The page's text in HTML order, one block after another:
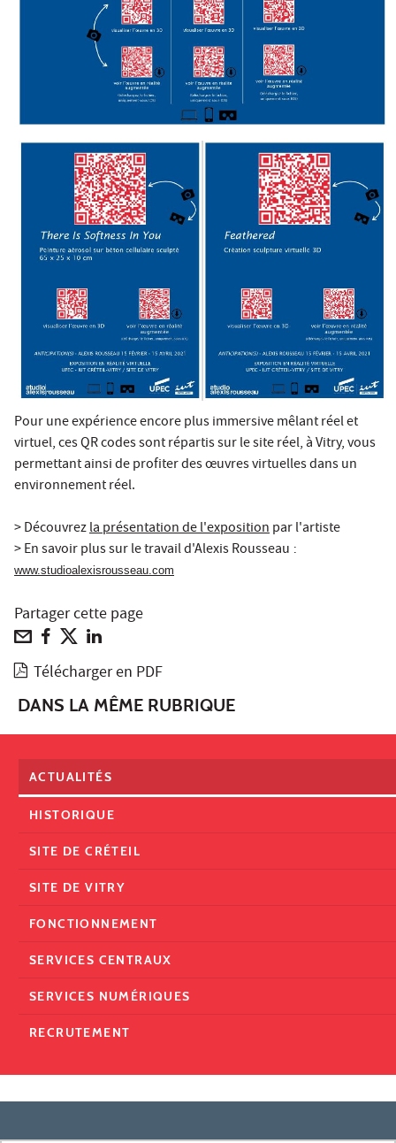
Pour une expérience encore plus immersive mêlant réel et
virtuel, ces QR codes sont répartis sur le site réel, à Vitry, vous
permettant ainsi de profiter des œuvres virtuelles dans un
environnement réel.
> Découvrezla présentation de l'expositionpar l'artiste
> En savoir plus sur le travail d'Alexis Rousseau :
www.studioalexisrousseau.com
Partager cette page
Télécharger en PDF
DANS LA MÊME RUBRIQUE
ACTUALITÉS
HISTORIQUE
SITE DE CRÉTEIL
SITE DE VITRY
FONCTIONNEMENT
SERVICES CENTRAUX
SERVICES NUMÉRIQUES
RECRUTEMENT